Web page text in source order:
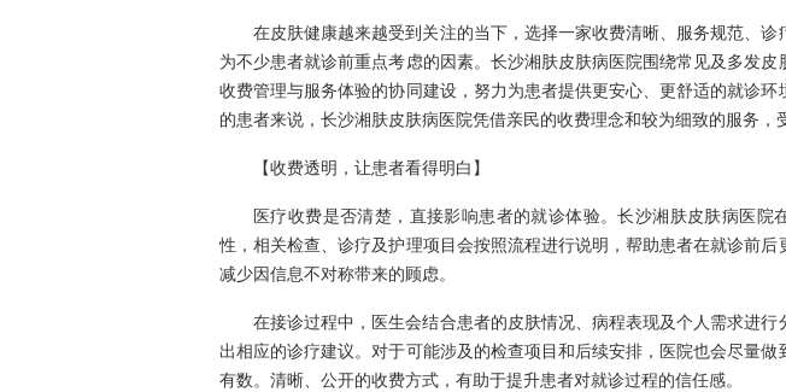
在皮肤健康越来越受到关注的当下，选择一家收费清晰、服务规范、诊
为不少患者就诊前重点考虑的因素。长沙湘肤皮肤病医院围绕常见及多发皮
收费管理与服务体验的协同建设，努力为患者提供更安心、更舒适的就诊环
的患者来说，长沙湘肤皮肤病医院凭借亲民的收费理念和较为细致的服务，
【收费透明，让患者看得明白】
医疗收费是否清楚，直接影响患者的就诊体验。长沙湘肤皮肤病医院
性，相关检查、诊疗及护理项目会按照流程进行说明，帮助患者在就诊前后
减少因信息不对称带来的顾虑。
在接诊过程中，医生会结合患者的皮肤情况、病程表现及个人需求进行
出相应的诊疗建议。对于可能涉及的检查项目和后续安排，医院也会尽量做
有数。清晰、公开的收费方式，有助于提升患者对就诊过程的信任感。